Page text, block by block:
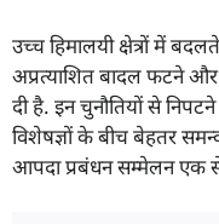
उच्च हिमालयी क्षेत्रों में
अप्रत्याशित बादल फटने
दी है. इन चुनौतियों से निपटने
विशेषज्ञों के बीच बेहतर
आपदा प्रबंधन सम्मेलन एक